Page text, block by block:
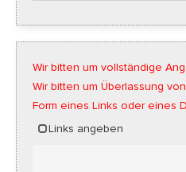
Wir bitten um vollständige
Wir bitten um Überlassung
Form eines Links oder eines
Links angeben